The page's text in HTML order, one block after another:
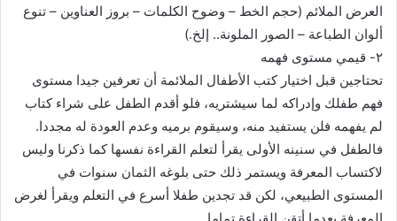
العرض الملائم (حجم الخط – وضوح الكلمات – بروز العناوين – تنوع
ألوان الطباعة – الصور الملونة.. إلخ.)
٢- قيمي مستوى فهمه
تحتاجين قبل اختيار كتب الأطفال الملائمة أن تعرفين جيدا مستوى
فهم طفلك وإدراكه لما سيشتريه، فلو أقدم الطفل على شراء كتاب
لم يفهمه فلن يستفيد منه، وسيقوم برميه وعدم العودة له مجددا.
فالطفل في سنينه الأولى يقرأ لتعلم القراءة نفسها كما ذكرنا وليس
لاكتساب المعرفة ويستمر ذلك حتى بلوغه الثمان سنوات في
المستوى الطبيعي، لكن قد تجدين طفلا أسرع في التعلم ويقرأ لغرض